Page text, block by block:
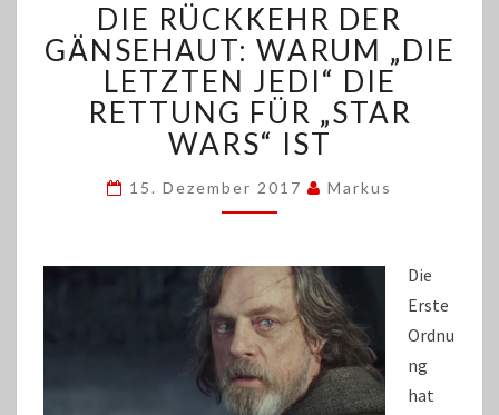
RÜCKKEHR
DER
GÄNSEHAUT:
WARUM
„DIE
LETZTEN
DIE
RETTUNG
„STAR
WARS“
IST
DIE RÜCKKEHR DER
GÄNSEHAUT: WARUM „DIE
LETZTEN JEDI“ DIE
RETTUNG FÜR „STAR
WARS“ IST
15. Dezember 2017 Markus
Die
Erste
Ordnu
ng
hat